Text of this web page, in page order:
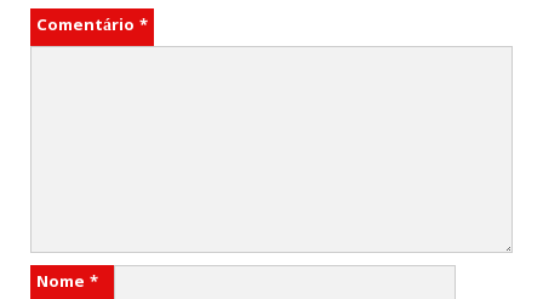
Comentário *
Nome *